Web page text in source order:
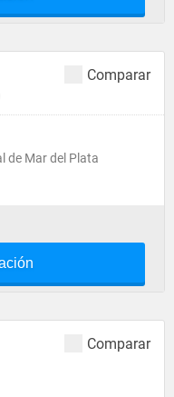
Comparar
de Mar del Plata
Comparar